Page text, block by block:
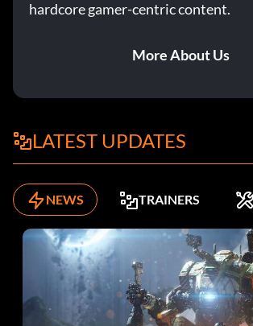
Zeit hat, ihr zu entkommen.
hardcore gamer-centric content.
More About Us
LATEST UPDATES
NEWS TRAINERS